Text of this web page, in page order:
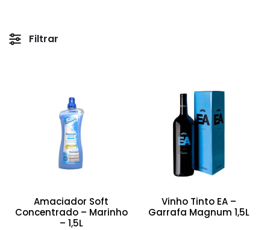
Filtrar
Amaciador Soft
Concentrado – Marinho
– 1,5L
Vinho Tinto EA –
Garrafa Magnum 1,5L